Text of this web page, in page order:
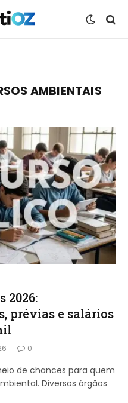
AMBIENTAIS
2026:
prévias e salários
0
de chances para quem
Diversos órgãos